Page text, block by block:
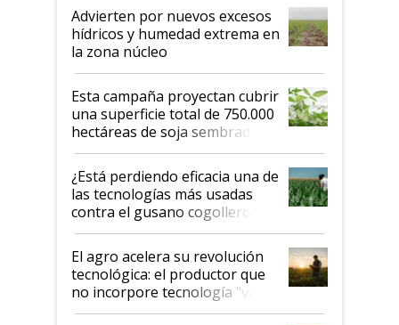
Advierten por nuevos excesos
hídricos y humedad extrema en
la zona núcleo
Esta campaña proyectan cubrir
una superficie total de 750.000
hectáreas de soja sembradas
con una nueva generación de
variedades que marcan un
salto tecnológico en genética y
rendimiento
¿Está perdiendo eficacia una de
las tecnologías más usadas
contra el gusano cogollero? El
desafío de una tecnología clave
El agro acelera su revolución
tecnológica: el productor que
no incorpore tecnología "va a
perder el tren"